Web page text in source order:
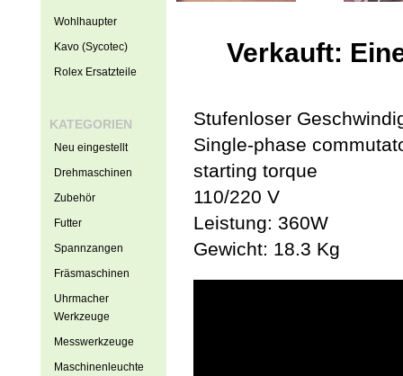
Verkauft:
Stufenloser
Single-phase
starting torque
110/220 V
Leistung: 360W
Gewicht: 18.3 Kg
Wohlhaupter
Kavo (Sycotec)
Rolex Ersatzteile
KATEGORIEN
Neu eingestellt
Drehmaschinen
Zubehör
Futter
Spannzangen
Fräsmaschinen
Uhrmacher
Werkzeuge
Messwerkzeuge
Maschinenleuchte